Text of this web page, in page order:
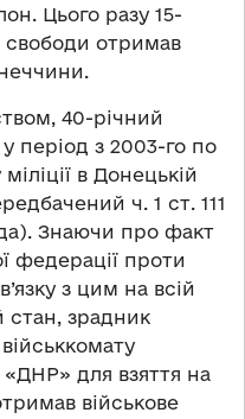
Цього разу 15-
отримав
40-річний
період з 2003-го по
в Донецькій
ч. 1 ст. 111
Знаючи про факт
федерації проти
з цим на всій
стан, зрадник
«ДНР» для взяття на
військове